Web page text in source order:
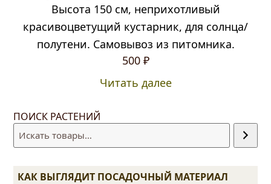
Высота 150 см, неприхотливый
красивоцветущий кустарник, для солнца/
полутени. Самовывоз из питомника.
500 ₽
Читать далее
ПОИСК РАСТЕНИЙ
КАК ВЫГЛЯДИТ ПОСАДОЧНЫЙ МАТЕРИАЛ